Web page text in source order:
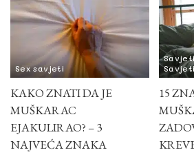
Sex savjeti
KAKO ZNATI DA JE
MUŠKARAC
EJAKULIRAO? – 3
NAJVEĆA ZNAKA
15